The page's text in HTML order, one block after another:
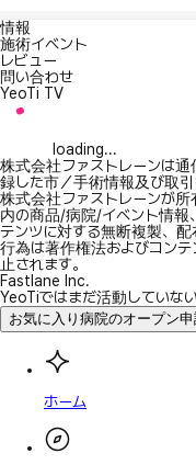
情報
施術イベント
レビュー
問い合わせ
YeoTi TV
loading...
株式会社ファストレーンは
録した市／手術情報及び取引
株式会社ファストレーンが
内の商品/病院/イベント情報
テンツに対する無断複製、
行為は著作権法およびコン
止されます。
Fastlane Inc.
YeoTiではまだ活動していな
お気に入り病院のオープン
ホーム